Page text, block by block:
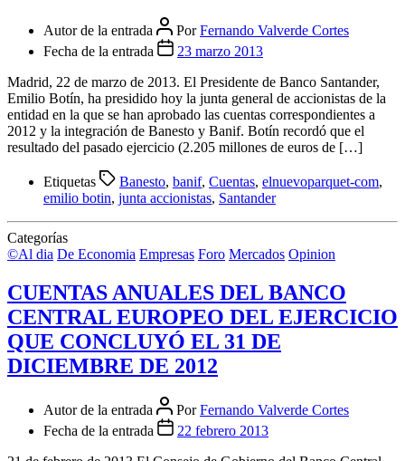
Autor de la entrada PorFernando Valverde Cortes
Fecha de la entrada
23 marzo 2013
Madrid, 22 de marzo de 2013. El Presidente de Banco Santander,
Emilio Botín, ha presidido hoy la junta general de accionistas de la
entidad en la que se han aprobado las cuentas correspondientes a
2012 y la integración de Banesto y Banif. Botín recordó que el
resultado del pasado ejercicio (2.205 millones de euros de […]
Etiquetas Banesto, banif, Cuentas, elnuevoparquet-com,
emilio botin, junta accionistas, Santander
Categorías
©Al dia De Economia Empresas Foro Mercados Opinion
CUENTAS ANUALES DEL BANCO
CENTRAL EUROPEO DEL EJERCICIO
QUE CONCLUYÓ EL 31 DE
DICIEMBRE DE 2012
Autor de la entrada PorFernando Valverde Cortes
Fecha de la entrada
22 febrero 2013